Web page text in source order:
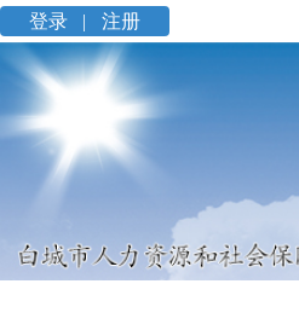
登录 | 注册